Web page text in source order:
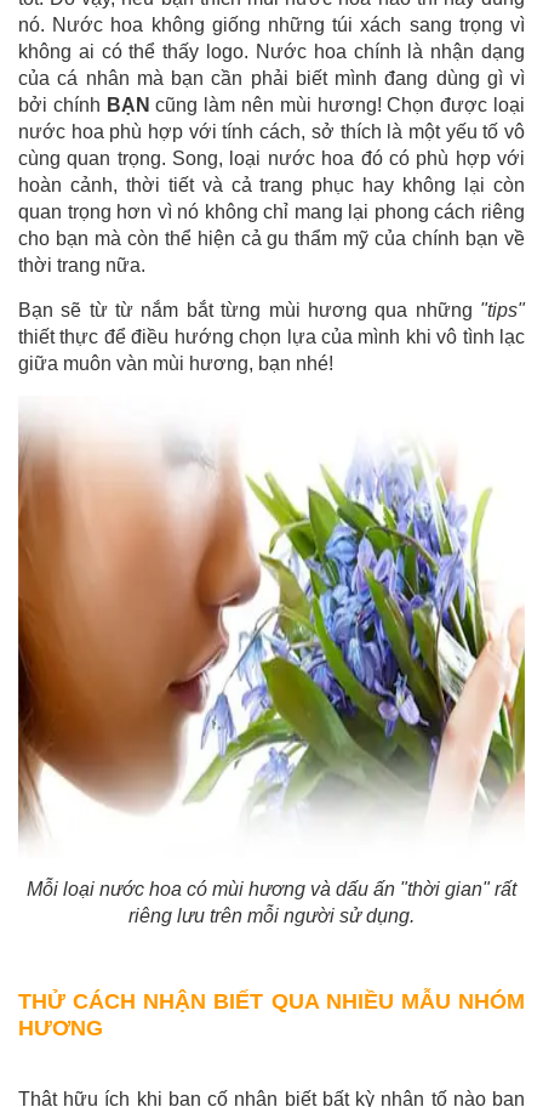
nó. Nước hoa không giống những túi xách sang trọng vì
không ai có thể thấy logo. Nước hoa chính là nhận dạng
của cá nhân mà bạn cần phải biết mình đang dùng gì vì
bởi chính BẠN cũng làm nên mùi hương! Chọn được loại
nước hoa phù hợp với tính cách, sở thích là một yếu tố vô
cùng quan trọng. Song, loại nước hoa đó có phù hợp với
hoàn cảnh, thời tiết và cả trang phục hay không lại còn
quan trọng hơn vì nó không chỉ mang lại phong cách riêng
cho bạn mà còn thể hiện cả gu thẩm mỹ của chính bạn về
thời trang nữa.
Bạn sẽ từ từ nắm bắt từng mùi hương qua những "tips"
thiết thực để điều hướng chọn lựa của mình khi vô tình lạc
giữa muôn vàn mùi hương, bạn nhé!
Mỗi loại nước hoa có mùi hương và dấu ấn "thời gian" rất
riêng lưu trên mỗi người sử dụng.
THỬ CÁCH NHẬN BIẾT QUA NHIỀU MẪU NHÓM
HƯƠNG
Thật hữu ích khi bạn cố nhận biết bất kỳ nhân tố nào bạn